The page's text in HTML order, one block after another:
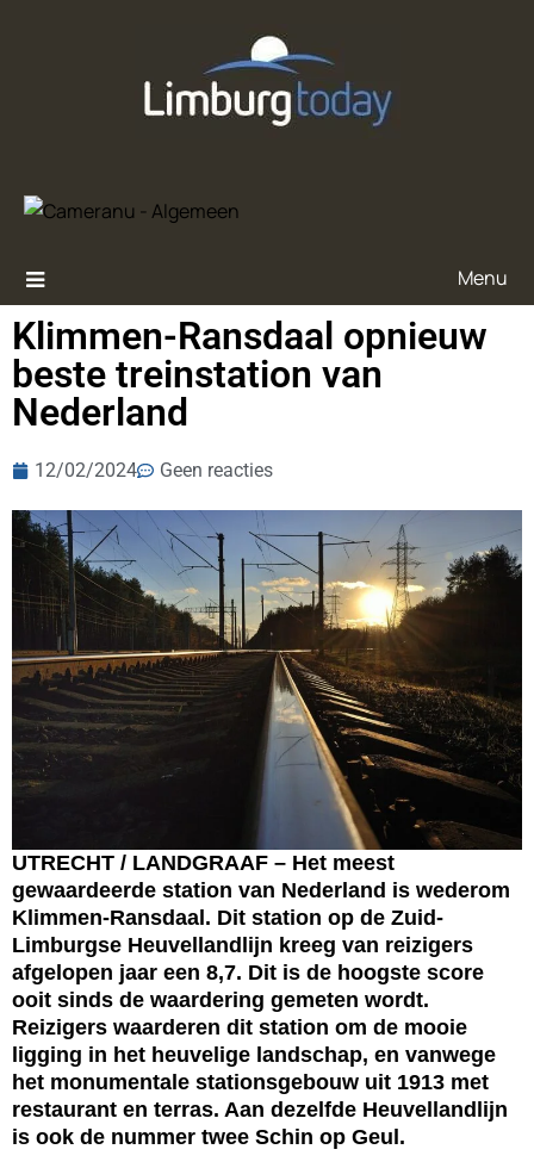
Menu
Klimmen-Ransdaal opnieuw
beste treinstation van
Nederland
12/02/2024 Geen reacties
UTRECHT / LANDGRAAF – Het meest
gewaardeerde station van Nederland is wederom
Klimmen-Ransdaal. Dit station op de Zuid-
Limburgse Heuvellandlijn kreeg van reizigers
afgelopen jaar een 8,7. Dit is de hoogste score
ooit sinds de waardering gemeten wordt.
Reizigers waarderen dit station om de mooie
ligging in het heuvelige landschap, en vanwege
het monumentale stationsgebouw uit 1913 met
restaurant en terras. Aan dezelfde Heuvellandlijn
is ook de nummer twee Schin op Geul.